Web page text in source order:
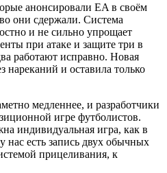
анонсировали EA в своём
они сдержали. Система
и не сильно упрощает
при атаке и защите три в
работают исправно. Новая
нареканий и оставила только
медленнее, и разработчики
игре футболистов.
индивидуальная игра, как в
нас есть запись двух обычных
прицеливания, к